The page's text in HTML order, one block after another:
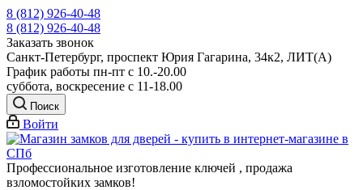
8 (812) 926-40-48
8 (812) 926-40-48
Заказать звонок
Санкт-Петербург, проспект Юрия Гагарина, 34к2, ЛИТ(А)
График работы пн-пт с 10.-20.00
суббота, воскресение с 11-18.00
Поиск
Войти
Профессиональное изготовление ключей , продажа
взломостойких замков!